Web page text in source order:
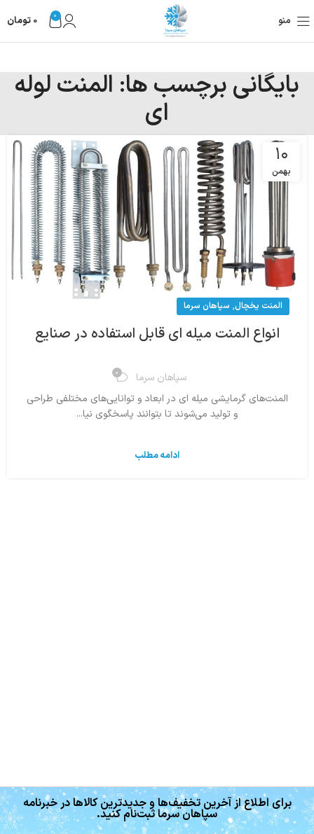
منو 0
0 تومان
بایگانی برچسب ها: المنت لوله
ای
۱۰
بهمن
المنت یخچال, سپاهان سرما
انواع المنت میله ‌ای قابل استفاده در صنایع
سپاهان سرما 0
المنت‌های گرمایشی میله ای در ابعاد و توانایی‌های مختلفی طراحی
و تولید می‌شوند تا بتوانند پاسخگوی نیا...
ادامه مطلب
برای اطلاع از آخرین تخفیف‌ها و جدیدترین کالاها در خبرنامه
سپاهان سرما ثبت‌نام کنید.